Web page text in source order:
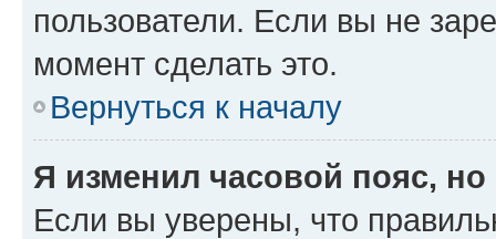
пользователи. Если вы не
момент сделать это.
Вернуться к началу
Я изменил часовой пояс,
Если вы уверены, что